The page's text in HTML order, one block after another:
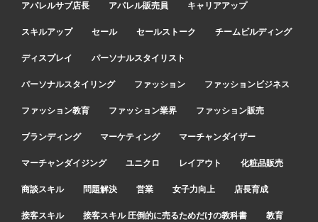
アパレルサブ店長 アパレル販売員 キャリアアップ
スキルアップ セール セールストーク チームビルディング
ディスプレイ パーソナルスタイリスト
パーソナルスタイリング ファッション ファッションビジネス
ファッション教育 ファッション業界 ファッション販売
ブランディング マーケティング マーチャンダイザー
マーチャンダイジング ユニクロ レイアウト 化粧品販売
商談スキル 問題解決 営業 女子力向上 店長育成
接客スキル 接客スキル 圧倒的に売るためだけの教科書 教育